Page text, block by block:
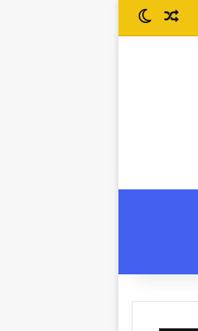
مقال عشوائي
الوضع المظلم